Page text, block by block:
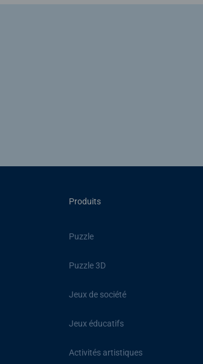
Produits
Puzzle
Puzzle 3D
Jeux de société
Jeux éducatifs
Activités artistiques